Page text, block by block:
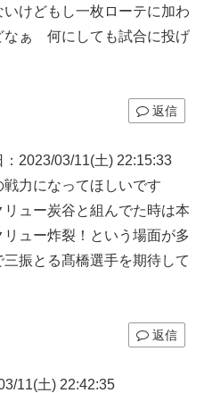
けどもし一枚ローテに加わ
なぁ 何にしても試合に投げ
返信
：2023/03/11(土) 22:15:33
力になってほしいです
ュー炭谷と組んでた時は本
ュー炸裂！という場面が多
振とる髙橋選手を期待して
返信
11(土) 22:42:35